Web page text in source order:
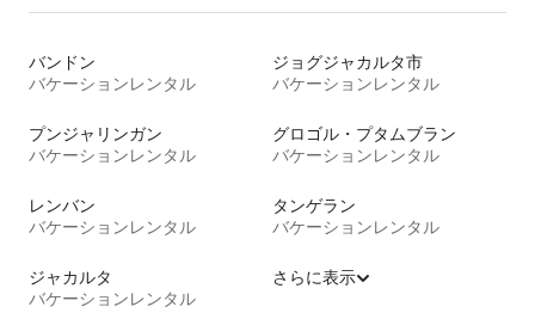
バンドン
バケーションレンタル
ジョグジャカルタ市
バケーションレンタル
プンジャリンガン
バケーションレンタル
グロゴル・プタムブラン
バケーションレンタル
レンバン
バケーションレンタル
タンゲラン
バケーションレンタル
ジャカルタ
バケーションレンタル
さらに表示